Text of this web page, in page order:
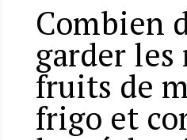
Combien
garder les
fruits de
frigo et